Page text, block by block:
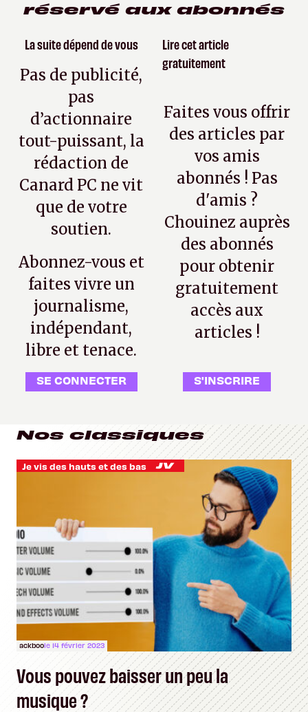
réservé aux abonnés
La suite dépend de vous
Pas de publicité,
pas
d’actionnaire
tout-puissant, la
rédaction de
Canard PC ne vit
que de votre
soutien.
Abonnez-vous et
faites vivre un
journalisme,
indépendant,
libre et tenace.
SE CONNECTER
Lire cet article
gratuitement
Faites vous offrir
des articles par
vos amis
abonnés ! Pas
d'amis ?
Chouinez auprès
des abonnés
pour obtenir
gratuitement
accès aux
articles !
S'INSCRIRE
Nos classiques
Je vis des hauts et des bas
ackboole 14 février 2023
Vous pouvez baisser un peu la
musique ?